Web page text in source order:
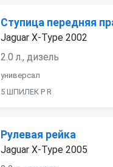
Ступица передняя
Jaguar X-Type 2002
2.0 л., дизель
универсал
5 ШПИЛЕК P R
Рулевая рейка
Jaguar X-Type 2005